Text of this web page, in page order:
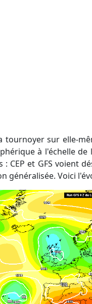
à l'échelle
: CEP et GFS voient
généralisée. Voici